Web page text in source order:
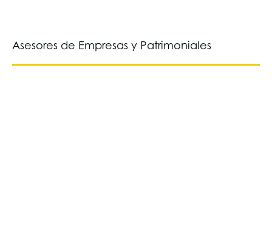
Asesores de Empresas y Patrimoniales